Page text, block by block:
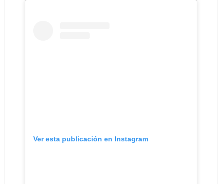
Ver esta publicación en Instagram